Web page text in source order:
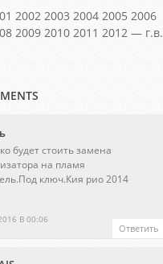
2002 2003 2004 2005 2006
2009 2010 2011 2012 — г.в.
В 00:06
будет стоить замена
на пламя
ключ.Кия рио 2014
Ответить